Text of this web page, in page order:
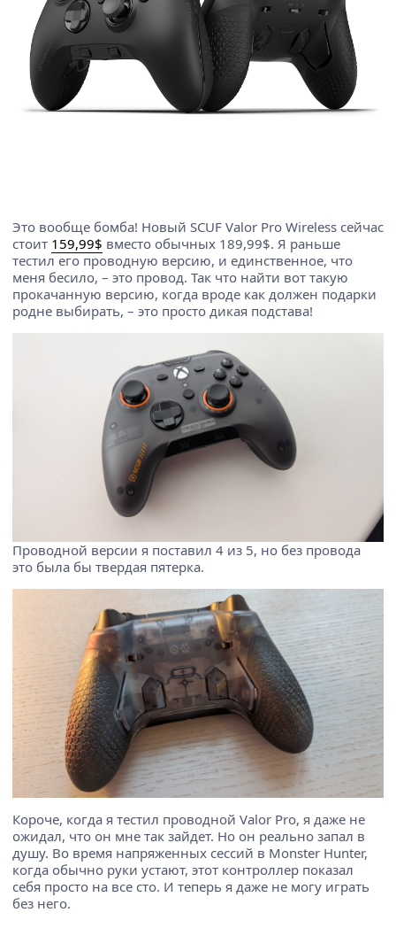
Это вообще бомба! Новый SCUF Valor Pro Wireless сейчас
стоит 159,99$ вместо обычных 189,99$. Я раньше
тестил его проводную версию, и единственное, что
меня бесило, – это провод. Так что найти вот такую
прокачанную версию, когда вроде как должен подарки
родне выбирать, – это просто дикая подстава!
Проводной версии я поставил 4 из 5, но без провода
это была бы твердая пятерка.
Короче, когда я тестил проводной Valor Pro, я даже не
ожидал, что он мне так зайдет. Но он реально запал в
душу. Во время напряженных сессий в Monster Hunter,
когда обычно руки устают, этот контроллер показал
себя просто на все сто. И теперь я даже не могу играть
без него.